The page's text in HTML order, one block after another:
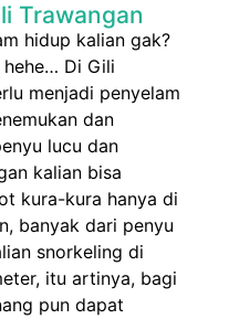
Trawangan
hidup kalian gak?
Di Gili
menjadi penyelam
dan
lucu dan
kalian bisa
kura-kura hanya di
banyak dari penyu
snorkeling di
itu artinya, bagi
pun dapat